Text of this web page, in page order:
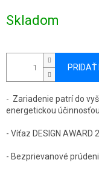
cena:
Skladom
PRIDAŤ
- Zariadenie patrí do
energetickou
- Víťaz DESIGN AWARD
- Bezprievanové